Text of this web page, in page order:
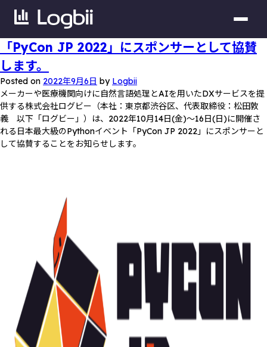
「PyCon JP 2022」にスポンサーとして協賛
します。
Posted on 2022年9月6日 by Logbii
メーカーや医療機関向けに自然言語処理とAIを用いたDXサービスを提
供する株式会社ログビー（本社：東京都渋谷区、代表取締役：松田敦
義 以下「ログビー」）は、2022年10月14日(金)～16日(日)に開催さ
れる日本最大級のPythonイベント「PyCon JP 2022」にスポンサーと
して協賛することをお知らせします。